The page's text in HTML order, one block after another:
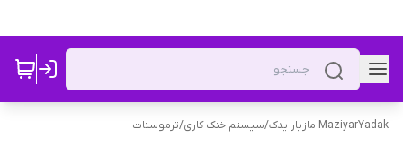
MaziyarYadak مازیار یدک /سیستم خنک کاری/ترموستات